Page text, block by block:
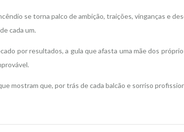
se torna palco de ambição, traições, vinganças e
cada um.
por resultados, a gula que afasta uma mãe dos
mostram que, por trás de cada balcão e sorriso